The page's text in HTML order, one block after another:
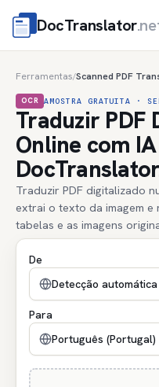
DocTranslator
Ferramentas/Scanned PDF
OCR AMOSTRA GRATUITA ·
Traduzir PDF
Online com
Traduzir PDF digitalizado
extrai o texto da imagem
tabelas e as imagens
De
Detecção automática
Para
Português